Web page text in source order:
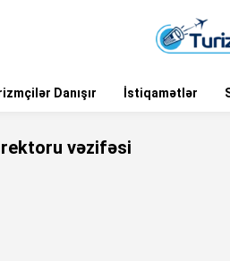
Danışır İstiqamətlər
vəzifəsi